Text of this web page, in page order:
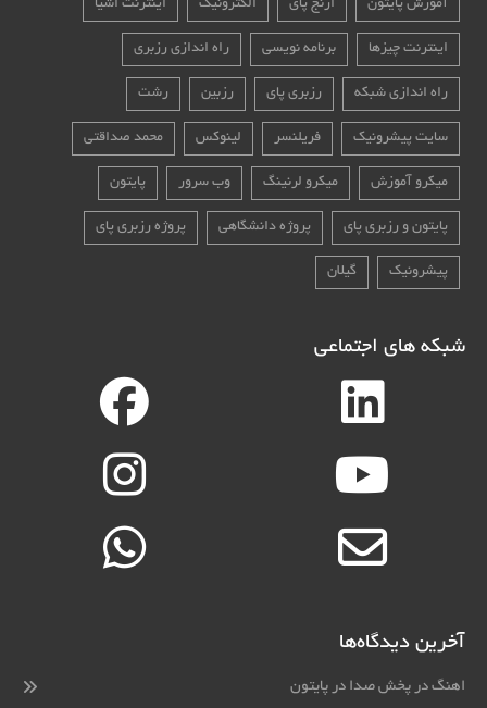
آموزش پایتون ارنج پای الکترونیک اینترنت اشیا
اینترنت چیزها برنامه نویسی راه اندازی رزبری
راه اندازی شبکه رزبری پای رزبین رشت
سایت پیشرونیک فریلنسر لینوکس محمد صداقتی
میکرو آموزش میکرو لرنینگ وب سرور پایتون
پایتون و رزبری پای پروژه دانشگاهی پروژه رزبری پای
پیشرونیک گیلان
شبکه های اجتماعی
آخرین دیدگاه‌ها
اهنگ در پخش صدا در پایتون